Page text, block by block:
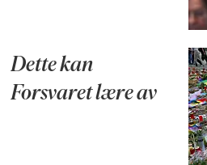
Dette kan
Forsvaret lære av